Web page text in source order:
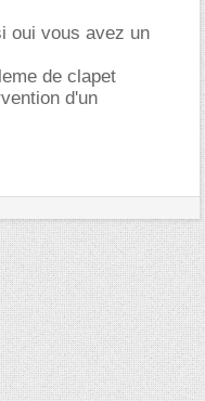
oui vous avez un
de clapet
d'un